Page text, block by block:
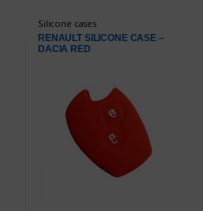
Silicone cases
RENAULT SILICONE CASE –
DACIA RED